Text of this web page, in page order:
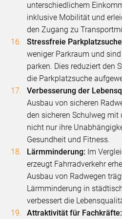
unterschiedlichem
inklusive Mobilität und
den Zugang zu
Stressfreie
weniger Parkraum und
parken. Dies reduziert den
die Parkplatzsuche
Verbesserung der
Ausbau von sicheren
den sicheren Schulweg mit
nicht nur ihre
Gesundheit und Fitness.
Lärmminderung: Im
erzeugt Fahrradverkehr
Ausbau von Radwegen
Lärmminderung in
verbessert die
Attraktivität für Fachkräfte: